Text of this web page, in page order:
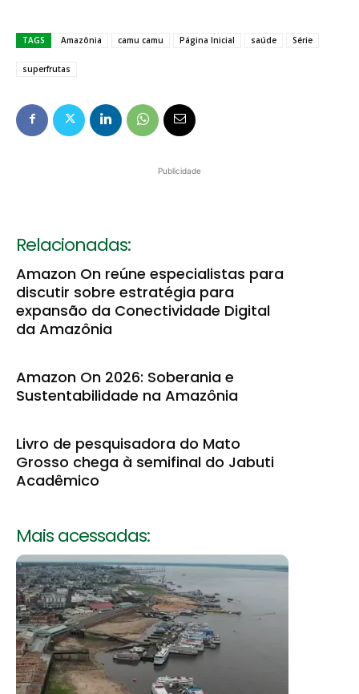
TAGS Amazônia camu camu Página Inicial saúde Série
superfrutas
Publicidade
Relacionadas:
Amazon On reúne especialistas para
discutir sobre estratégia para
expansão da Conectividade Digital
da Amazônia
Amazon On 2026: Soberania e
Sustentabilidade na Amazônia
Livro de pesquisadora do Mato
Grosso chega à semifinal do Jabuti
Acadêmico
Mais acessadas: